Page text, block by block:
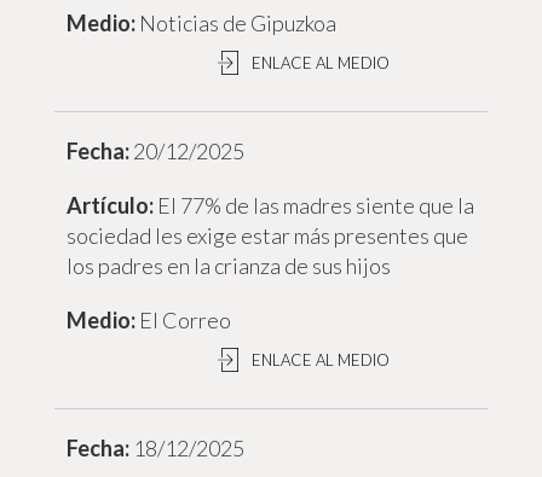
Noticias de Gipuzkoa
ENLACE AL MEDIO
20/12/2025
El 77% de las madres siente que la
sociedad les exige estar más presentes que
los padres en la crianza de sus hijos
El Correo
ENLACE AL MEDIO
18/12/2025